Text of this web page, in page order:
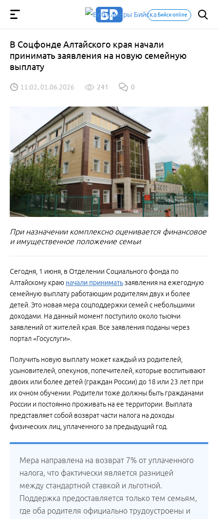
Бийск-online
В Соцфонде Алтайского края начали
принимать заявления на новую семейную
выплату
11:02, 01.06.2026 241 0
При назначении комплексно оценивается финансовое
и имущественное положение семьи
Сегодня, 1 июня, в Отделении Социального фонда по
Алтайскому краю начали приниматьзаявления на ежегодную
семейную выплату работающим родителям двух и более
детей. Это новая мера соцподдержки семей с небольшими
доходами. На данный момент поступило около тысячи
заявлений от жителей края. Все заявления поданы через
портал «Госуслуги».
Получить новую выплату может каждый из родителей,
усыновителей, опекунов, попечителей, которые воспитывают
двоих или более детей (граждан России) до 18 или 23 лет при
их очном обучении. Родители тоже должны быть гражданами
России и постоянно проживать на ее территории. Выплата
представляет собой возврат части налога на доходы
физических лиц, уплаченного за предыдущий год.
Мера направлена на возврат 7% от уплаченного
налога, что фактически является разницей
между стандартной ставкой и льготной.
Поддержка предоставляется только тем семьям,
где оба родителя официально трудоустроены и